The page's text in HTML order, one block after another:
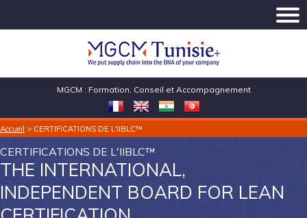
MGCM : Formation, Conseil et Accompagnement
Accueil > CERTIFICATIONS DE L'IIBLC™
CERTIFICATIONS DE L'IIBLC™
THE INTERNATIONAL,
INDEPENDENT BOARD FOR LEAN